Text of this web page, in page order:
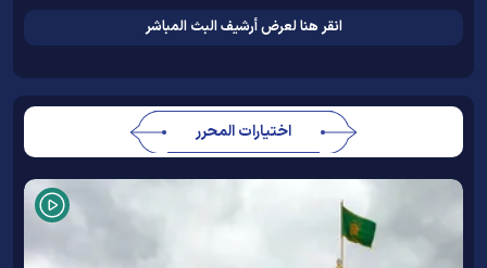
انقر هنا لعرض أرشيف البث المباشر
اختيارات المحرر